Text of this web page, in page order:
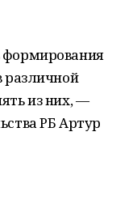
различной
из них, —
РБ Артур